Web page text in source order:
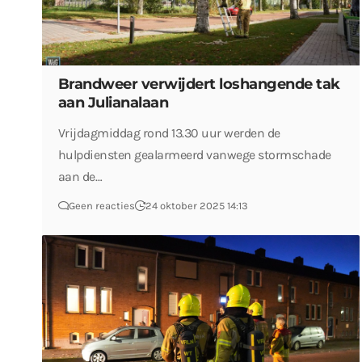
Brandweer verwijdert loshangende tak
aan Julianalaan
Vrijdagmiddag rond 13.30 uur werden de
hulpdiensten gealarmeerd vanwege stormschade
aan de…
Geen reacties 24 oktober 2025 14:13